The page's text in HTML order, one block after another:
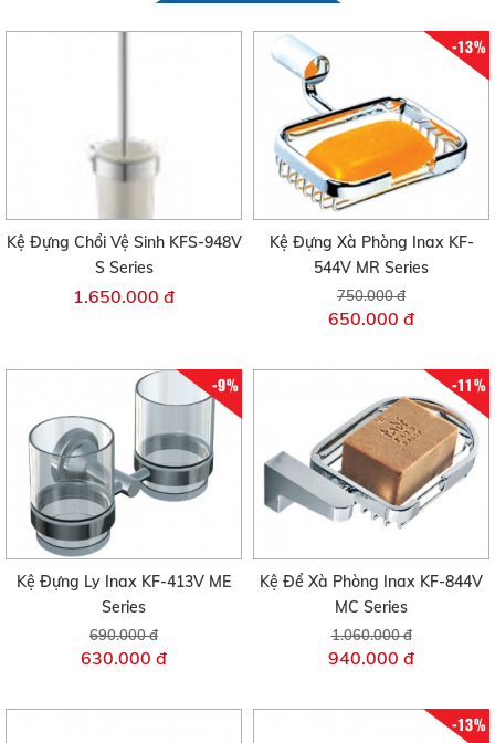
Kệ Đựng Chổi Vệ Sinh KFS-948V
S Series
1.650.000 đ
-13%
Kệ Đựng Xà Phòng Inax KF-
544V MR Series
750.000 đ
650.000 đ
-9%
Kệ Đựng Ly Inax KF-413V ME
Series
690.000 đ
630.000 đ
-11%
Kệ Để Xà Phòng Inax KF-844V
MC Series
1.060.000 đ
940.000 đ
-13%